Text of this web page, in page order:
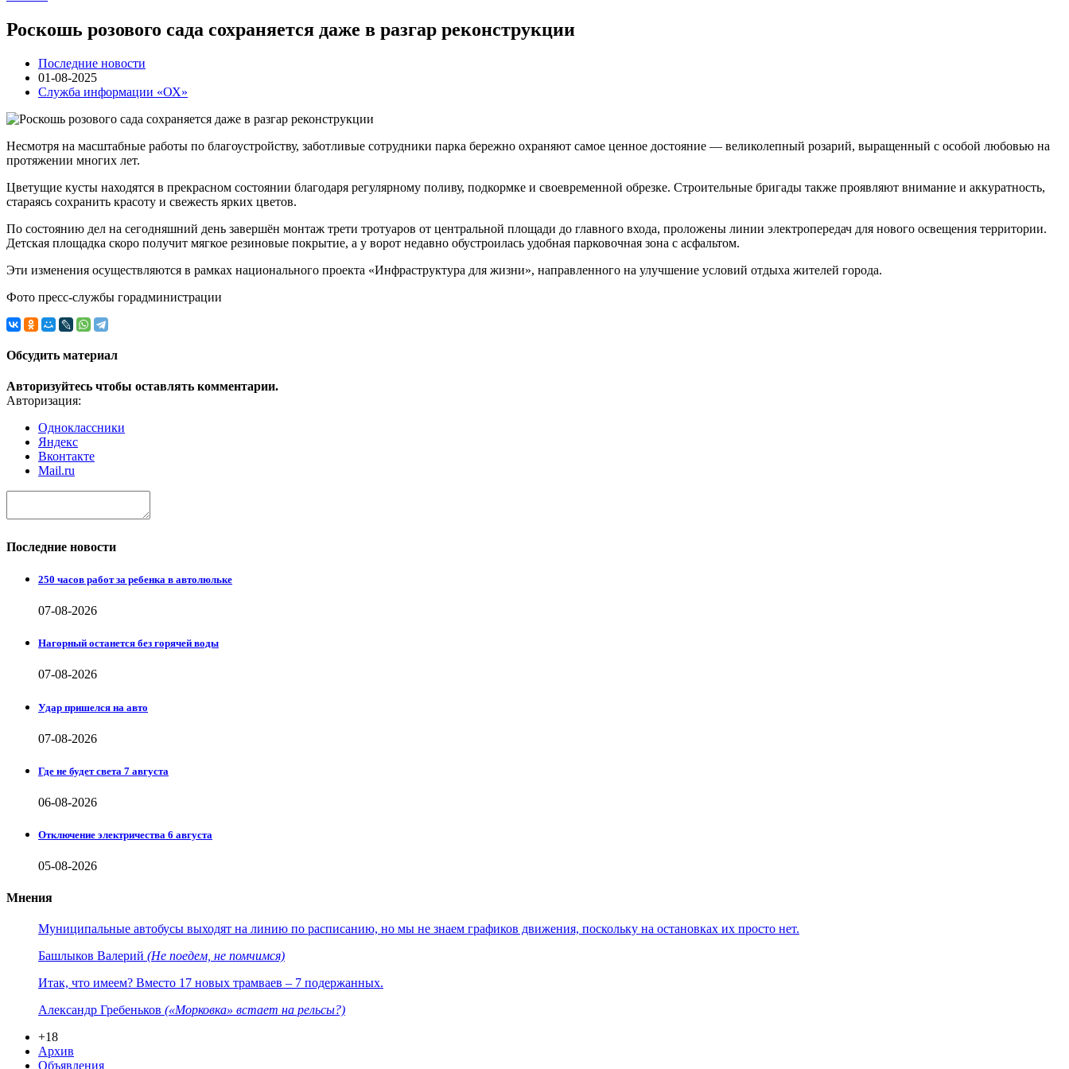
Роскошь розового сада сохраняется даже в разгар реконструкции
Последние новости
01-08-2025
Служба информации «ОХ»
Несмотря на масштабные работы по благоустройству, заботливые сотрудники парка бережно охраняют самое ценное достояние — великолепный розарий, выращенный с особой любовью на
протяжении многих лет.
Цветущие кусты находятся в прекрасном состоянии благодаря регулярному поливу, подкормке и своевременной обрезке. Строительные бригады также проявляют внимание и аккуратность,
стараясь сохранить красоту и свежесть ярких цветов.
По состоянию дел на сегодняшний день завершён монтаж трети тротуаров от центральной площади до главного входа, проложены линии электропередач для нового освещения территории.
Детская площадка скоро получит мягкое резиновые покрытие, а у ворот недавно обустроилась удобная парковочная зона с асфальтом.
Эти изменения осуществляются в рамках национального проекта «Инфраструктура для жизни», направленного на улучшение условий отдыха жителей города.
Фото пресс-службы горадминистрации
Обсудить материал
Авторизуйтесь чтобы оставлять комментарии.
Авторизация:
Одноклассники
Яндекс
Вконтакте
Mail.ru
Последние новости
250 часов работ за ребенка в автолюльке
07-08-2026
Нагорный останется без горячей воды
07-08-2026
Удар пришелся на авто
07-08-2026
Где не будет света 7 августа
06-08-2026
Отключение электричества 6 августа
05-08-2026
Мнения
Муниципальные автобусы выходят на линию по расписанию, но мы не знаем графиков движения, поскольку на остановках их просто нет.
Башлыков Валерий (Не поедем, не помчимся)
Итак, что имеем? Вместо 17 новых трамваев – 7 подержанных.
Александр Гребеньков («Морковка» встает на рельсы?)
+18
Архив
Объявления